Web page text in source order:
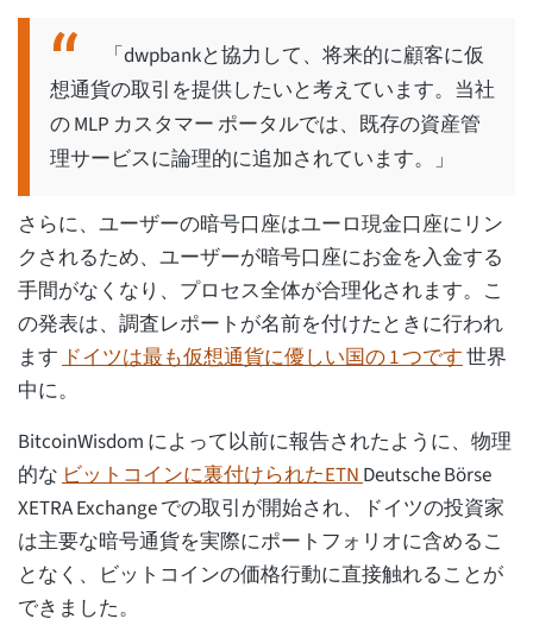
「dwpbankと協力して、将来的に顧客に仮
想通貨の取引を提供したいと考えています。当社
の MLP カスタマー ポータルでは、既存の資産管
理サービスに論理的に追加されています。」
さらに、ユーザーの暗号口座はユーロ現金口座にリン
クされるため、ユーザーが暗号口座にお金を入金する
手間がなくなり、プロセス全体が合理化されます。こ
の発表は、調査レポートが名前を付けたときに行われ
ますドイツは最も仮想通貨に優しい国の 1 つです世界
中に。
BitcoinWisdom によって以前に報告されたように、物理
的なビットコインに裏付けられたETNDeutsche Börse
XETRA Exchange での取引が開始され、ドイツの投資家
は主要な暗号通貨を実際にポートフォリオに含めるこ
となく、ビットコインの価格行動に直接触れることが
できました。